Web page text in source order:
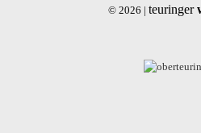
© 2026 | teuringer